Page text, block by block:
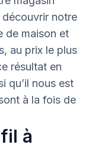
découvrir notre
de maison et
au prix le plus
résultat en
qu’il nous est
à la fois de
à